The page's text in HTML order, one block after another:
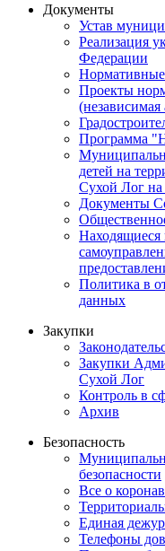
Документы
Устав
Реализация
Федерации
Проекты
Программа
детей на
Сухой Лог на
Документы
Находящиеся
Политика в
данных
Закупки
Закупки
Сухой Лог
Контроль в
Архив
Безопасность
безопасности
Все о
Единая
Телефоны